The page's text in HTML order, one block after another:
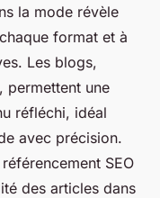
la mode révèle
format et à
Les blogs,
permettent une
réfléchi, idéal
avec précision.
SEO
des articles dans